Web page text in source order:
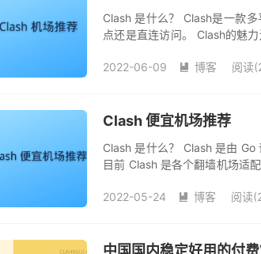
Clash 是什么？ Clash是一款
点还是直连访问。 Clash的魅
2022-06-09  博客 阅读
Clash 便宜机场推荐
Clash 是什么？ Clash 是由 Go
目前 Clash 是各个翻墙机场适
2022-05-24  博客 阅读
中国国内稳定好用的付